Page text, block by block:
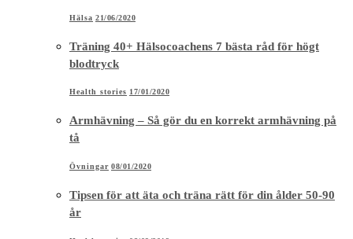
Hälsa 21/06/2020
Träning 40+ Hälsocoachens 7 bästa råd för högt
blodtryck
Health stories 17/01/2020
Armhävning – Så gör du en korrekt armhävning på
tå
Övningar 08/01/2020
Tipsen för att äta och träna rätt för din ålder 50-90
år